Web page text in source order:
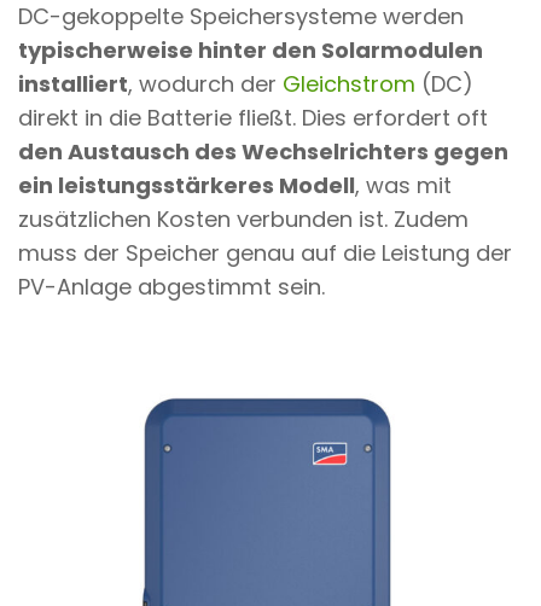
DC-gekoppelte Speichersysteme werden
typischerweise hinter den Solarmodulen
installiert, wodurch der Gleichstrom (DC)
direkt in die Batterie fließt. Dies erfordert oft
den Austausch des Wechselrichters gegen
ein leistungsstärkeres Modell, was mit
zusätzlichen Kosten verbunden ist. Zudem
muss der Speicher genau auf die Leistung der
PV-Anlage abgestimmt sein.